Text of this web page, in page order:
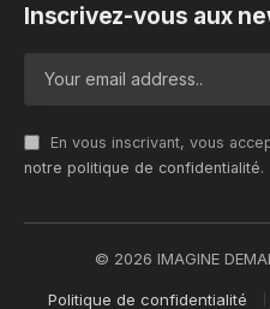
Inscrivez-vous aux
En vous inscrivant, vous
notre politique de confidentialité.
© 2026 IMAGINE
Politique de confidentialité